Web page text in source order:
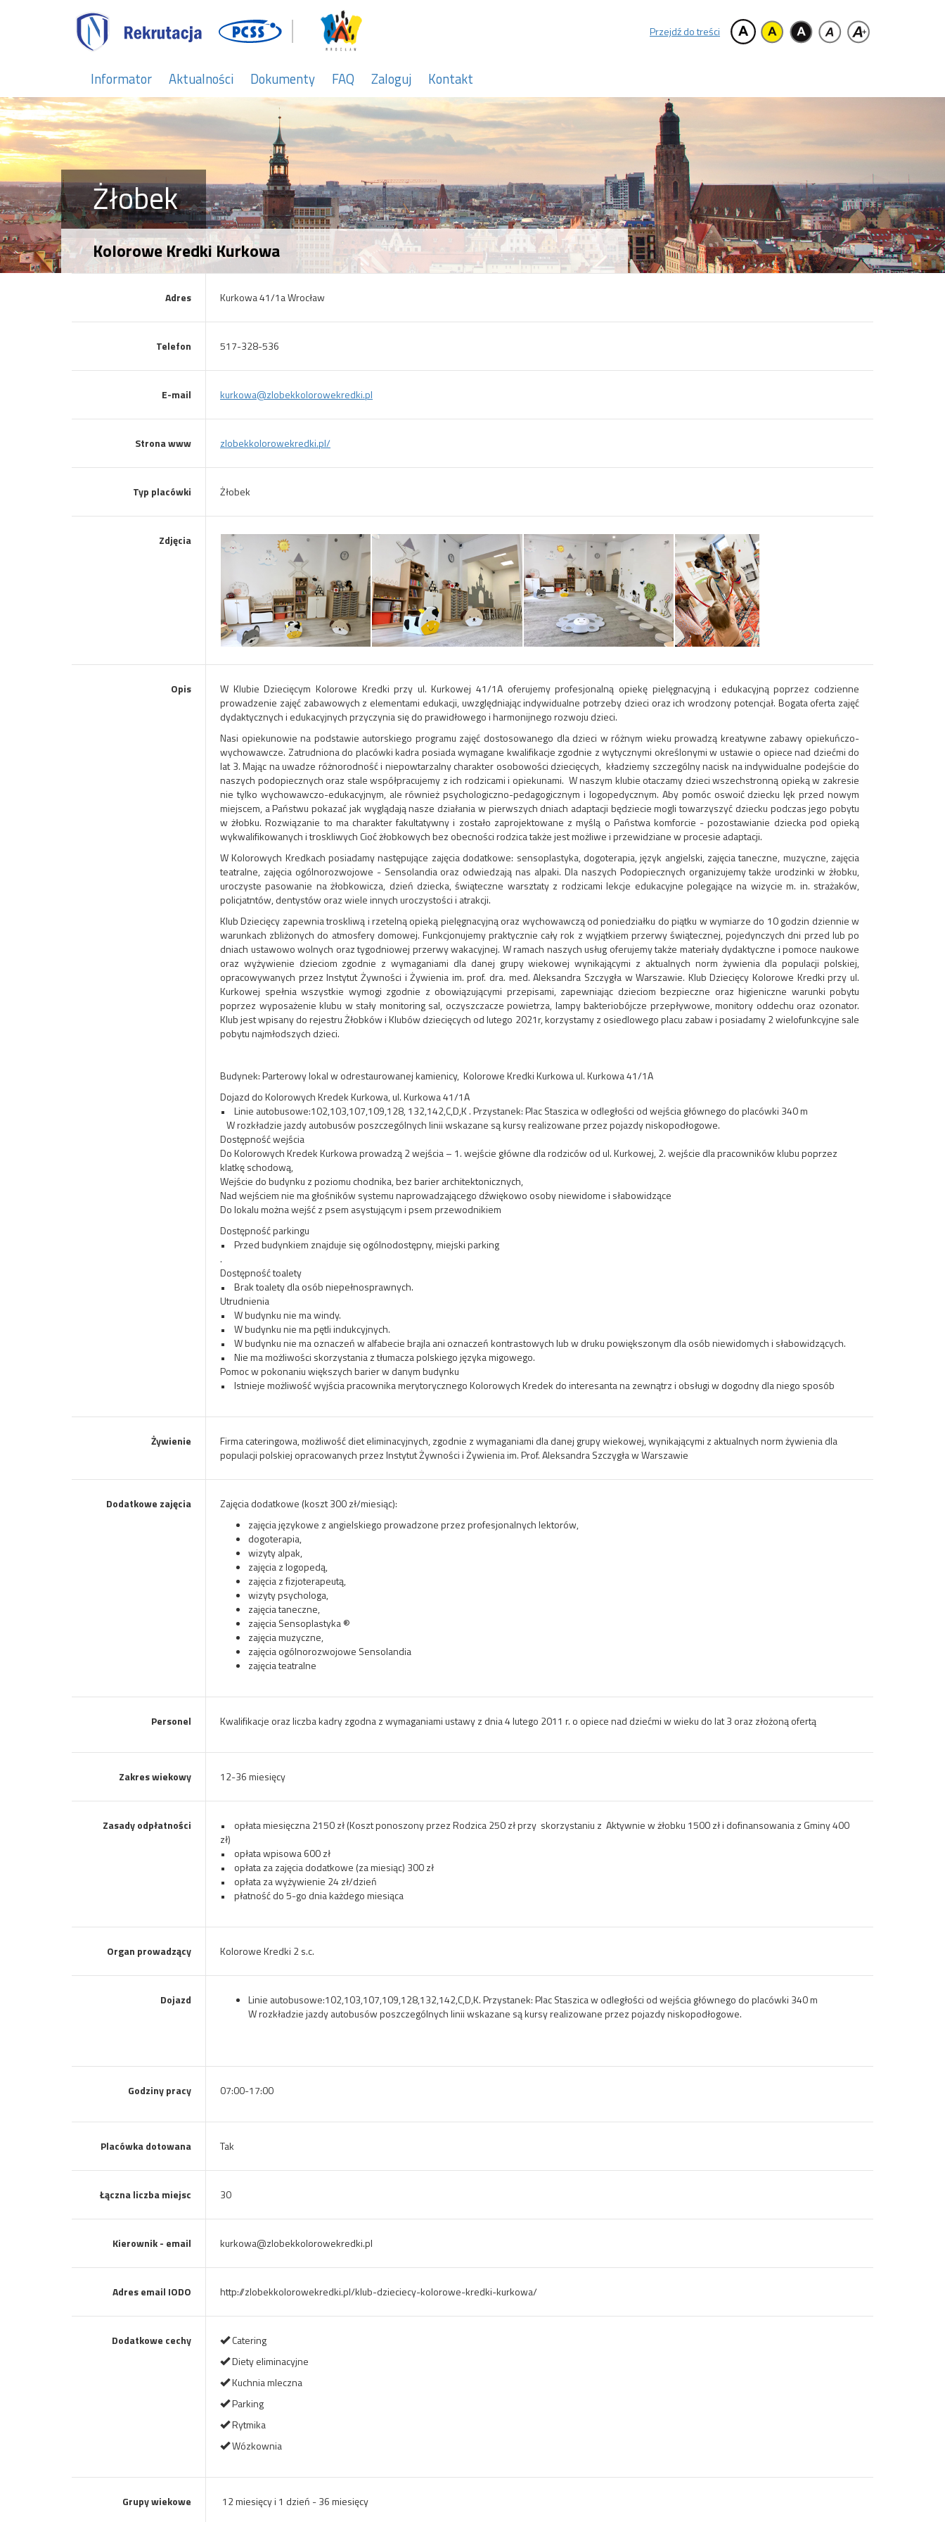
Przejdź do treści
Informator Aktualności Dokumenty FAQ Zaloguj Kontakt
Żłobek
Kolorowe Kredki Kurkowa
Adres Kurkowa 41/1a Wrocław
Telefon 517-328-536
E-mail kurkowa@zlobekkolorowekredki.pl
Strona www zlobekkolorowekredki.pl/
Typ placówki Żłobek
Zdjęcia
Opis
W Klubie Dziecięcym Kolorowe Kredki przy ul. Kurkowej 41/1A oferujemy profesjonalną opiekę pielęgnacyjną i edukacyjną poprzez codzienne
prowadzenie zajęć zabawowych z elementami edukacji, uwzględniając indywidualne potrzeby dzieci oraz ich wrodzony potencjał. Bogata oferta zajęć
dydaktycznych i edukacyjnych przyczynia się do prawidłowego i harmonijnego rozwoju dzieci.
Nasi opiekunowie na podstawie autorskiego programu zajęć dostosowanego dla dzieci w różnym wieku prowadzą kreatywne zabawy opiekuńczo-
wychowawcze. Zatrudniona do placówki kadra posiada wymagane kwalifikacje zgodnie z wytycznymi określonymi w ustawie o opiece nad dziećmi do
lat 3. Mając na uwadze różnorodność i niepowtarzalny charakter osobowości dziecięcych, kładziemy szczególny nacisk na indywidualne podejście do
naszych podopiecznych oraz stale współpracujemy z ich rodzicami i opiekunami. W naszym klubie otaczamy dzieci wszechstronną opieką w zakresie
nie tylko wychowawczo-edukacyjnym, ale również psychologiczno-pedagogicznym i logopedycznym. Aby pomóc oswoić dziecku lęk przed nowym
miejscem, a Państwu pokazać jak wyglądają nasze działania w pierwszych dniach adaptacji będziecie mogli towarzyszyć dziecku podczas jego pobytu
w żłobku. Rozwiązanie to ma charakter fakultatywny i zostało zaprojektowane z myślą o Państwa komforcie - pozostawianie dziecka pod opieką
wykwalifikowanych i troskliwych Cioć żłobkowych bez obecności rodzica także jest możliwe i przewidziane w procesie adaptacji.
W Kolorowych Kredkach posiadamy następujące zajęcia dodatkowe: sensoplastyka, dogoterapia, język angielski, zajęcia taneczne, muzyczne, zajęcia
teatralne, zajęcia ogólnorozwojowe - Sensolandia oraz odwiedzają nas alpaki. Dla naszych Podopiecznych organizujemy także urodzinki w żłobku,
uroczyste pasowanie na żłobkowicza, dzień dziecka, świąteczne warsztaty z rodzicami lekcje edukacyjne polegające na wizycie m. in. strażaków,
policjatntów, dentystów oraz wiele innych uroczystości i atrakcji.
Klub Dziecięcy zapewnia troskliwą i rzetelną opieką pielęgnacyjną oraz wychowawczą od poniedziałku do piątku w wymiarze do 10 godzin dziennie w
warunkach zbliżonych do atmosfery domowej. Funkcjonujemy praktycznie cały rok z wyjątkiem przerwy świątecznej, pojedynczych dni przed lub po
dniach ustawowo wolnych oraz tygodniowej przerwy wakacyjnej. W ramach naszych usług oferujemy także materiały dydaktyczne i pomoce naukowe
oraz wyżywienie dzieciom zgodnie z wymaganiami dla danej grupy wiekowej wynikającymi z aktualnych norm żywienia dla populacji polskiej,
opracowywanych przez Instytut Żywności i Żywienia im. prof. dra. med. Aleksandra Szczygła w Warszawie. Klub Dziecięcy Kolorowe Kredki przy ul.
Kurkowej spełnia wszystkie wymogi zgodnie z obowiązującymi przepisami, zapewniając dzieciom bezpieczne oraz higieniczne warunki pobytu
poprzez wyposażenie klubu w stały monitoring sal, oczyszczacze powietrza, lampy bakteriobójcze przepływowe, monitory oddechu oraz ozonator.
Klub jest wpisany do rejestru Żłobków i Klubów dziecięcych od lutego 2021r, korzystamy z osiedlowego placu zabaw i posiadamy 2 wielofunkcyjne sale
pobytu najmłodszych dzieci.
Budynek: Parterowy lokal w odrestaurowanej kamienicy, Kolorowe Kredki Kurkowa ul. Kurkowa 41/1A
Dojazd do Kolorowych Kredek Kurkowa, ul. Kurkowa 41/1A
• Linie autobusowe:102,103,107,109,128, 132,142,C,D,K . Przystanek: Plac Staszica w odległości od wejścia głównego do placówki 340 m
W rozkładzie jazdy autobusów poszczególnych linii wskazane są kursy realizowane przez pojazdy niskopodłogowe.
Dostępność wejścia
Do Kolorowych Kredek Kurkowa prowadzą 2 wejścia – 1. wejście główne dla rodziców od ul. Kurkowej, 2. wejście dla pracowników klubu poprzez
klatkę schodową,
Wejście do budynku z poziomu chodnika, bez barier architektonicznych,
Nad wejściem nie ma głośników systemu naprowadzającego dźwiękowo osoby niewidome i słabowidzące
Do lokalu można wejść z psem asystującym i psem przewodnikiem
Dostępność parkingu
• Przed budynkiem znajduje się ogólnodostępny, miejski parking
.
Dostępność toalety
• Brak toalety dla osób niepełnosprawnych.
Utrudnienia
• W budynku nie ma windy.
• W budynku nie ma pętli indukcyjnych.
• W budynku nie ma oznaczeń w alfabecie brajla ani oznaczeń kontrastowych lub w druku powiększonym dla osób niewidomych i słabowidzących.
• Nie ma możliwości skorzystania z tłumacza polskiego języka migowego.
Pomoc w pokonaniu większych barier w danym budynku
• Istnieje możliwość wyjścia pracownika merytorycznego Kolorowych Kredek do interesanta na zewnątrz i obsługi w dogodny dla niego sposób
Żywienie
Firma cateringowa, możliwość diet eliminacyjnych, zgodnie z wymaganiami dla danej grupy wiekowej, wynikającymi z aktualnych norm żywienia dla
populacji polskiej opracowanych przez Instytut Żywności i Żywienia im. Prof. Aleksandra Szczygła w Warszawie
Dodatkowe zajęcia
Zajęcia dodatkowe (koszt 300 zł/miesiąc):
zajęcia językowe z angielskiego prowadzone przez profesjonalnych lektorów,
dogoterapia,
wizyty alpak,
zajęcia z logopedą,
zajęcia z fizjoterapeutą,
wizyty psychologa,
zajęcia taneczne,
zajęcia Sensoplastyka ®
zajęcia muzyczne,
zajęcia ogólnorozwojowe Sensolandia
zajęcia teatralne
Personel Kwalifikacje oraz liczba kadry zgodna z wymaganiami ustawy z dnia 4 lutego 2011 r. o opiece nad dziećmi w wieku do lat 3 oraz złożoną ofertą
Zakres wiekowy 12-36 miesięcy
Zasady odpłatności
• opłata miesięczna 2150 zł (Koszt ponoszony przez Rodzica 250 zł przy skorzystaniu z Aktywnie w żłobku 1500 zł i dofinansowania z Gminy 400
zł)
• opłata wpisowa 600 zł
• opłata za zajęcia dodatkowe (za miesiąc) 300 zł
• opłata za wyżywienie 24 zł/dzień
• płatność do 5-go dnia każdego miesiąca
Organ prowadzący Kolorowe Kredki 2 s.c.
Dojazd
Linie autobusowe:102,103,107,109,128,132,142,C,D,K. Przystanek: Plac Staszica w odległości od wejścia głównego do placówki 340 m
W rozkładzie jazdy autobusów poszczególnych linii wskazane są kursy realizowane przez pojazdy niskopodłogowe.
Godziny pracy 07:00-17:00
Placówka dotowana Tak
Łączna liczba miejsc 30
Kierownik - email kurkowa@zlobekkolorowekredki.pl
Adres email IODO http://zlobekkolorowekredki.pl/klub-dzieciecy-kolorowe-kredki-kurkowa/
Dodatkowe cechy
Catering
Diety eliminacyjne
Kuchnia mleczna
Parking
Rytmika
Wózkownia
Grupy wiekowe 12 miesięcy i 1 dzień - 36 miesięcy